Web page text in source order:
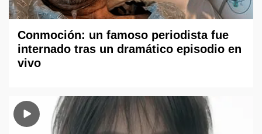
Conmoción: un famoso periodista fue
internado tras un dramático episodio en
vivo